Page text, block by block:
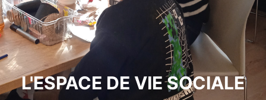
L'ESPACE DE VIE SOCIALE